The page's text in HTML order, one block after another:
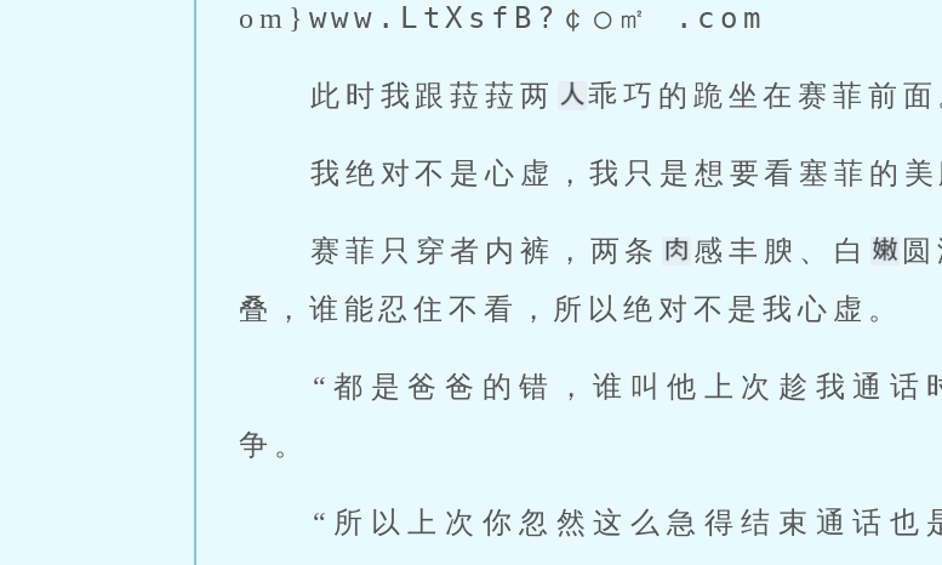
om} www.LtXsfB?￠○㎡ .com
此时我跟菈菈两 乖巧的跪坐在赛菲前面
我绝对不是心虚，我只是想要看塞菲的
赛菲只穿者内裤，两条 感丰腴、白
叠，谁能忍住不看，所以绝对不是我心虚。
争。